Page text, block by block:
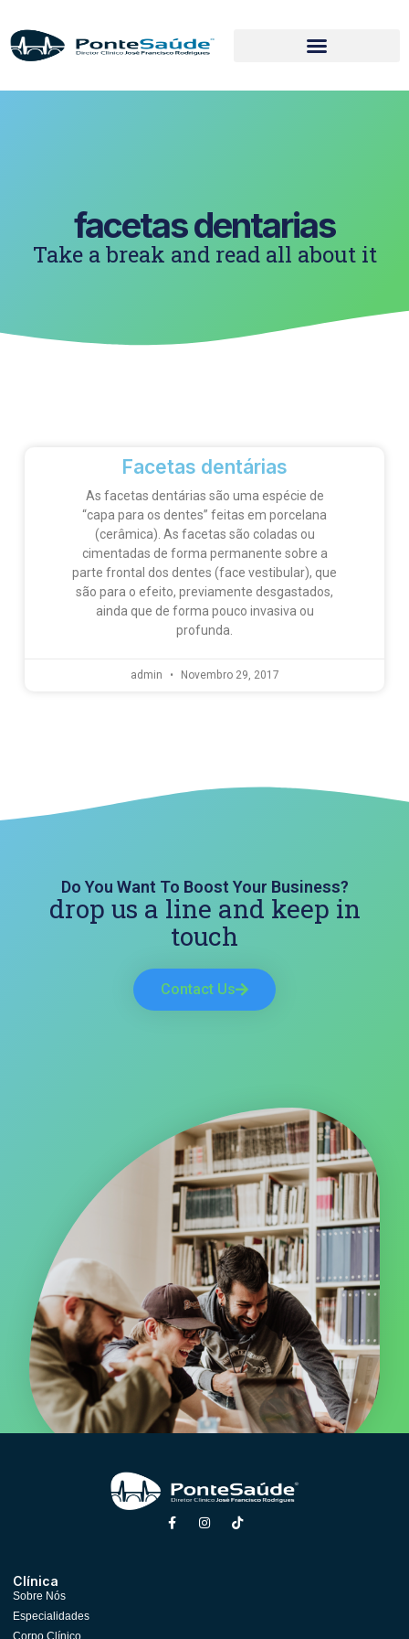
facetas dentarias
Take a break and read all about it
Facetas dentárias
As facetas dentárias são uma espécie de
“capa para os dentes” feitas em porcelana
(cerâmica). As facetas são coladas ou
cimentadas de forma permanente sobre a
parte frontal dos dentes (face vestibular), que
são para o efeito, previamente desgastados,
ainda que de forma pouco invasiva ou
profunda.
admin Novembro 29, 2017
Do You Want To Boost Your Business?
drop us a line and keep in
touch
Contact Us
Clínica
Sobre Nós
Especialidades